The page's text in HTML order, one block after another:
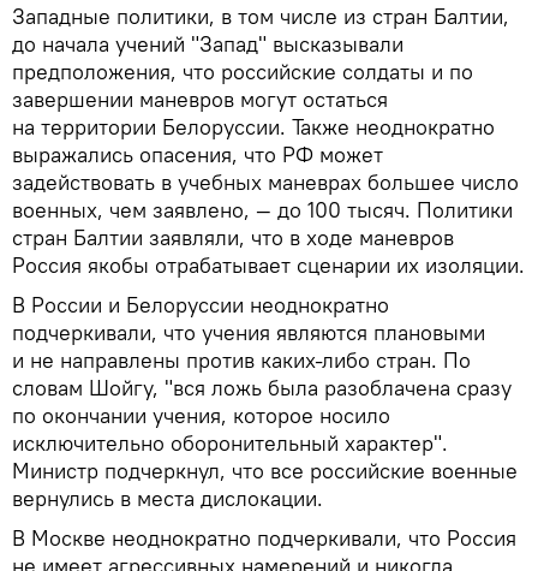
Западные политики, в том числе из стран Балтии,
до начала учений "Запад" высказывали
предположения, что российские солдаты и по
завершении маневров могут остаться
на территории Белоруссии. Также неоднократно
выражались опасения, что РФ может
задействовать в учебных маневрах большее число
военных, чем заявлено, — до 100 тысяч. Политики
стран Балтии заявляли, что в ходе маневров
Россия якобы отрабатывает сценарии их изоляции.
В России и Белоруссии неоднократно
подчеркивали, что учения являются плановыми
и не направлены против каких-либо стран. По
словам Шойгу, "вся ложь была разоблачена сразу
по окончании учения, которое носило
исключительно оборонительный характер".
Министр подчеркнул, что все российские военные
вернулись в места дислокации.
В Москве неоднократно подчеркивали, что Россия
не имеет агрессивных намерений и никогда